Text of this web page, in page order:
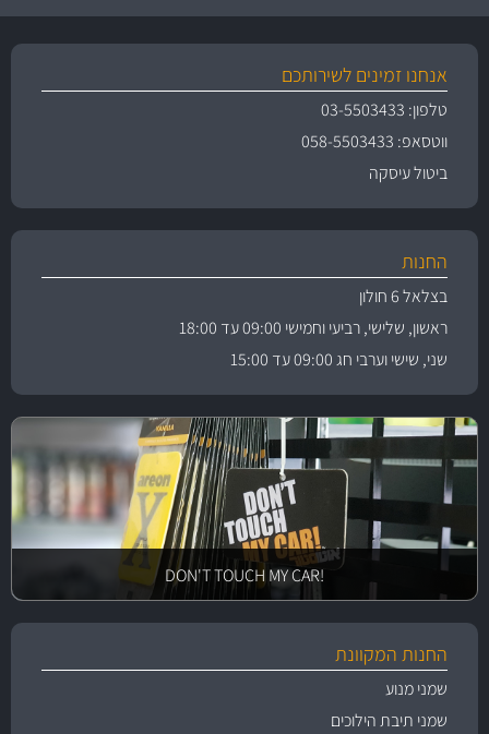
אנחנו זמינים לשירותכם
טלפון: 03-5503433
ווטסאפ: 058-5503433
ביטול עיסקה
החנות
בצלאל 6 חולון
ראשון, שלישי, רביעי וחמישי 09:00 עד 18:00
שני, שישי וערבי חג 09:00 עד 15:00
!DON'T TOUCH MY CAR
החנות המקוונת
שמני מנוע
שמני תיבת הילוכים